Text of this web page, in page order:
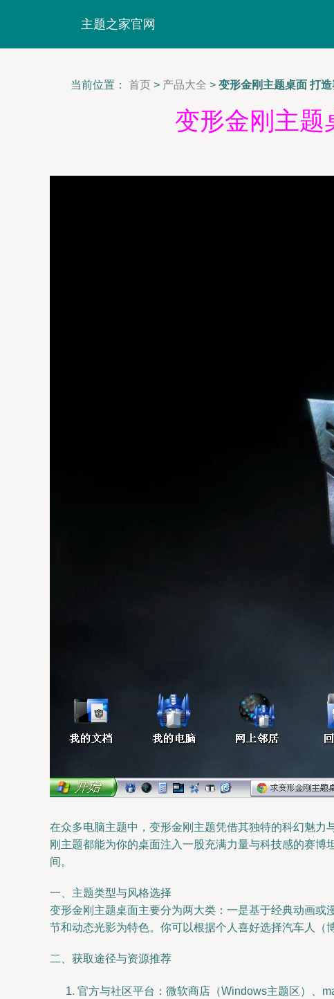
主题之家官网
当前位置： 首页 > 产品大全 > 变形金刚主题桌面 打
变形金刚主题
在众多电脑主题中，变形金刚主题凭借其独特的科幻魅
刚主题都能为你的桌面注入一股充满力量与科技感的赛
间。
一、主题类型与风格选择
变形金刚主题桌面主要分为两大类：一是基于经典动画
节和动态光影为特色。你可以根据个人喜好选择汽车人（
二、获取途径与资源推荐
官方与社区平台：微软商店（Windows主题区）、